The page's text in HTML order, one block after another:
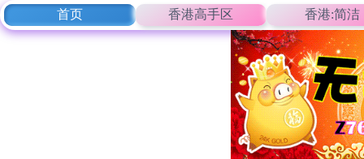
首页 香港高手区 香港:简洁